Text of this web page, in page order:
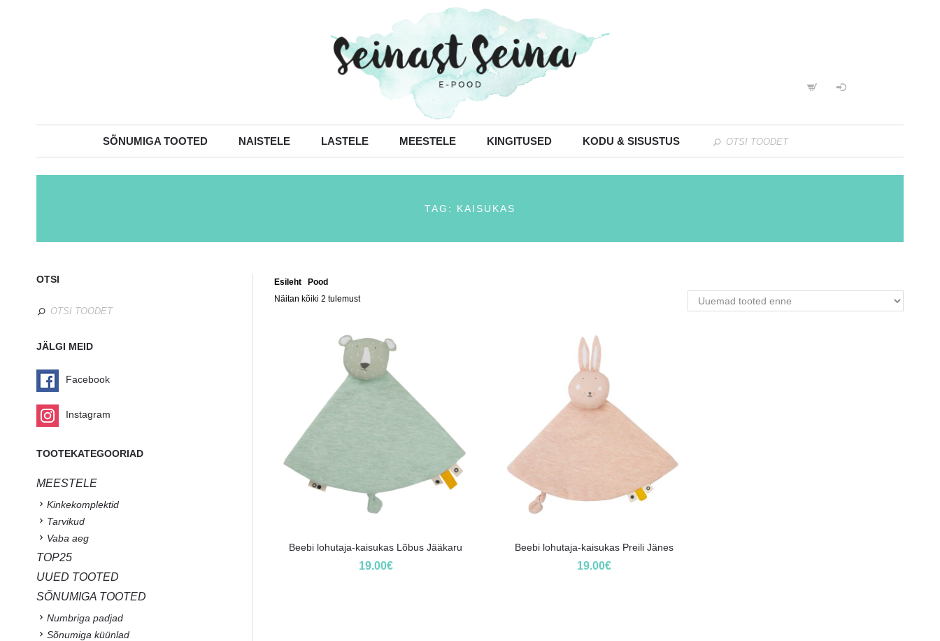
SÕNUMIGA TOOTED NAISTELE LASTELE MEESTELE KINGITUSED KODU & SISUSTUS
TAG: KAISUKAS
Esileht /Pood
Näitan kõiki 2 tulemust
Beebi lohutaja-kaisukas Lõbus Jääkaru
19.00€
Beebi lohutaja-kaisukas Preili Jänes
19.00€
OTSI
JÄLGI MEID
Facebook
Instagram
TOOTEKATEGOORIAD
MEESTELE
Kinkekomplektid
Tarvikud
Vaba aeg
TOP25
UUED TOOTED
SÕNUMIGA TOOTED
Numbriga padjad
Sõnumiga küünlad